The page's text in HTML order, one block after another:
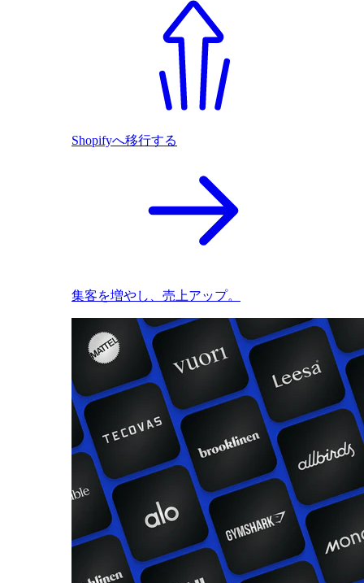
Shopifyへ移行する
集客を増やし、売上アップ。